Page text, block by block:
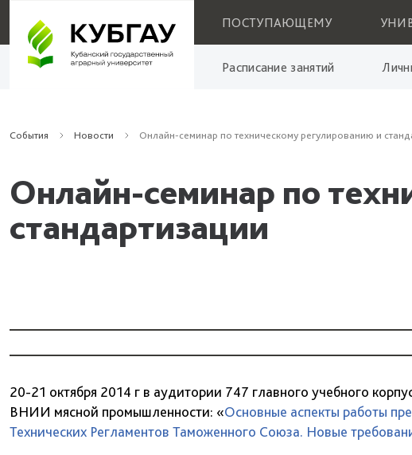
ПОСТУПАЮЩЕМУ
Расписание занятий
События Новости Онлайн-семинар по техническому регулированию и
Онлайн-семинар по
стандартизации
20-21 октября 2014 г в аудитории 747 главного учебного
ВНИИ мясной промышленности: «Основные аспекты работы
Технических Регламентов Таможенного Союза. Новые